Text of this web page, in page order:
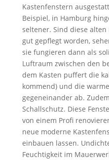
Kastenfenstern
Beispiel, in Hamburg
seltener. Sind diese
gut gepflegt worden,
sie fungieren dann als
Luftraum zwischen den
dem Kasten puffert die
kommend) und die
gegeneinander ab.
Schallschutz. Diese
von einem Profi
neue moderne
einbauen lassen.
Feuchtigkeit im